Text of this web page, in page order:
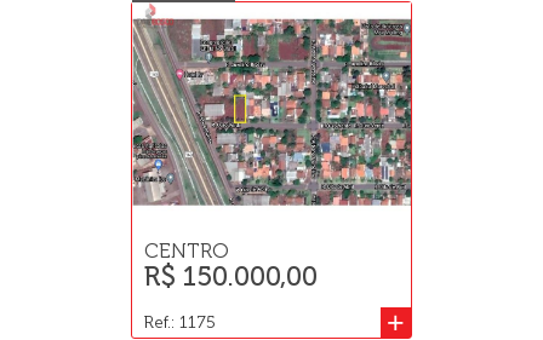
CENTRO
R$ 150.000,00
+
Ref.: 1175